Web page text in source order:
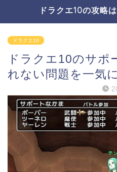
ドラクエ10の攻略
ドラクエ10
ドラクエ10のサポ
れない問題を一気